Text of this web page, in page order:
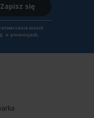
Zapisz się
moich
o promocjach,